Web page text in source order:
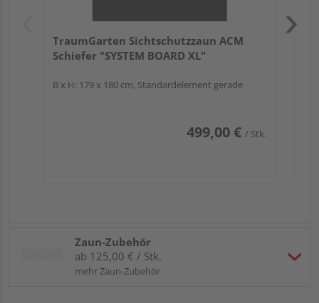
TraumGarten Sichtschutzzaun ACM
Schiefer "SYSTEM BOARD XL"
B x H: 179 x 180 cm, Standardelement gerade
499,00 € / Stk.
Zaun-Zubehör
ab 125,00 € / Stk.
mehr Zaun-Zubehör